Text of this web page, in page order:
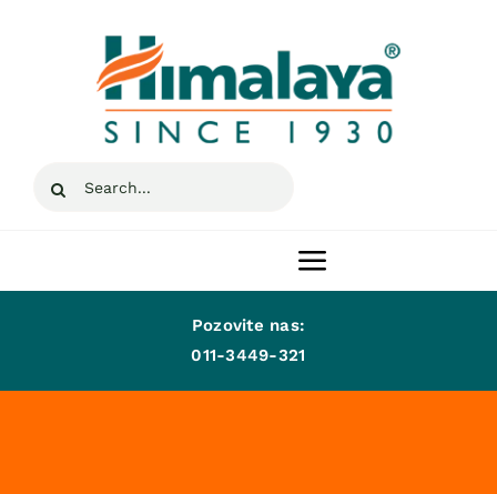
Search
Toggle
Navigation
Pozovite nas:
011-3449-321